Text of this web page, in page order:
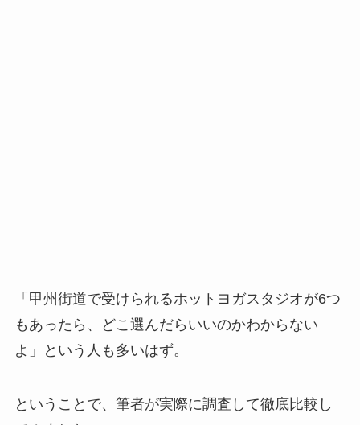
「甲州街道で受けられるホットヨガスタジオが6つ
もあったら、どこ選んだらいいのかわからない
よ」という人も多いはず。
ということで、筆者が実際に調査して徹底比較し